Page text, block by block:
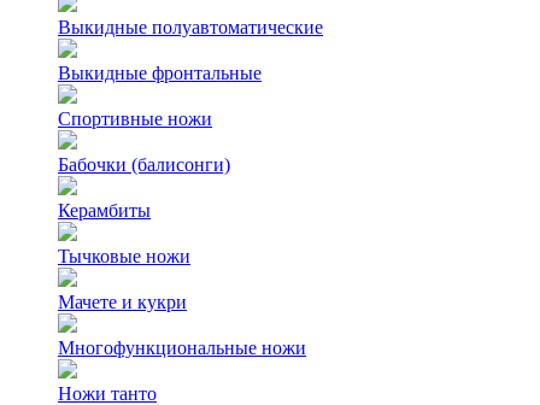
Выкидные полуавтоматические
Выкидные фронтальные
Спортивные ножи
Бабочки (балисонги)
Керамбиты
Тычковые ножи
Мачете и кукри
Многофункциональные ножи
Ножи танто